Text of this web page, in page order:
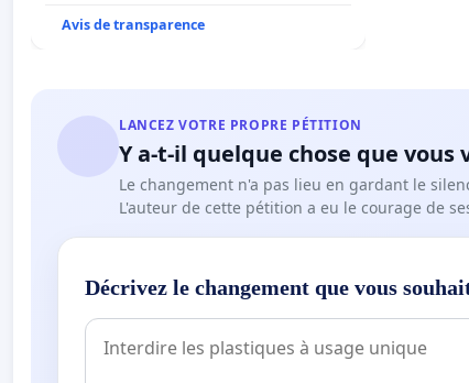
Avis de transparence
LANCEZ VOTRE PROPRE PÉTITION
Y a-t-il quelque chose que vous
Le changement n'a pas lieu en gardant le
L'auteur de cette pétition a eu le courage de
Décrivez le changement que vous